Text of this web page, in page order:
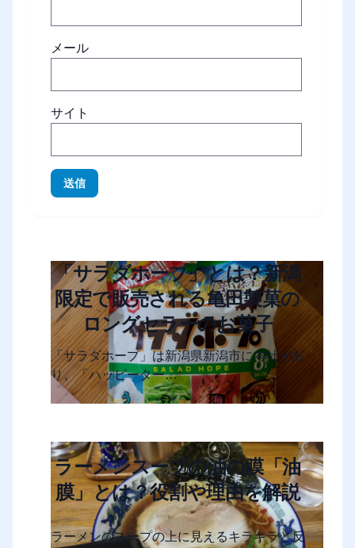
メール
サイト
送信
「サラダホープ」とは？新潟
限定で販売される亀田製菓の
ロングセラーのお菓子
「サラダホープ」は新潟県新潟市に本社があ
り、「ハッピーター…
ラーメンスープの油の膜「油
膜」とは？役割や理由を解説
ラーメンのスープの上に見えるキラキラと反